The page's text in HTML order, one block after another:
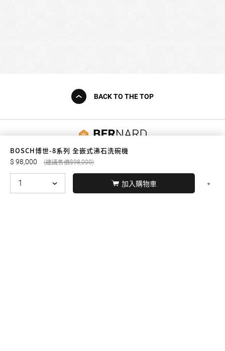
BOSCH博世-8系列 全嵌式沸石洗碗機
98,000 98,000
加入購物車
BACK TO THE TOP
友誠購物
© BERNARD 2021 WEBDESIGN